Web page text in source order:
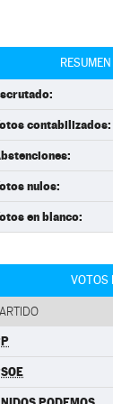
contabilizados:
nulos:
en blanco:
VOTOS